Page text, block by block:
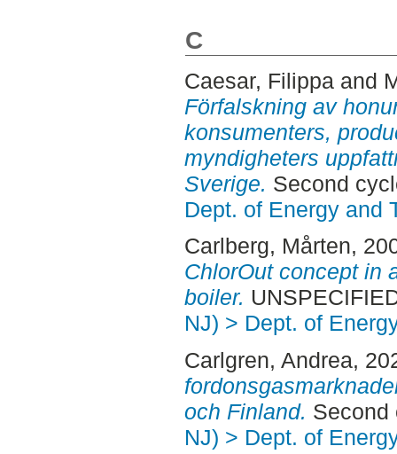
C
Caesar, Filippaand
Förfalskning av
konsumenters,
myndigheters
Sverige. Second
Dept. of Energy and
Carlberg, Mårten,
ChlorOut concept in
boiler.
NJ) > Dept. of
Carlgren, Andrea,
och Finland.
NJ) > Dept. of